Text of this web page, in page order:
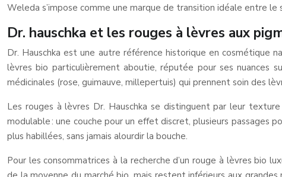
Weleda s’impose comme une marque de transition idéale entre
Dr. hauschka et les rouges à lèvres aux
Dr. Hauschka est une autre référence historique en cosmétique
lèvres bio particulièrement aboutie, réputée pour ses nuances
médicinales (rose, guimauve, millepertuis) qui prennent soin des
Les rouges à lèvres Dr. Hauschka se distinguent par leur
modulable : une couche pour un effet discret, plusieurs passages
plus habillées, sans jamais alourdir la bouche.
Pour les consommatrices à la recherche d’un rouge à lèvres bio